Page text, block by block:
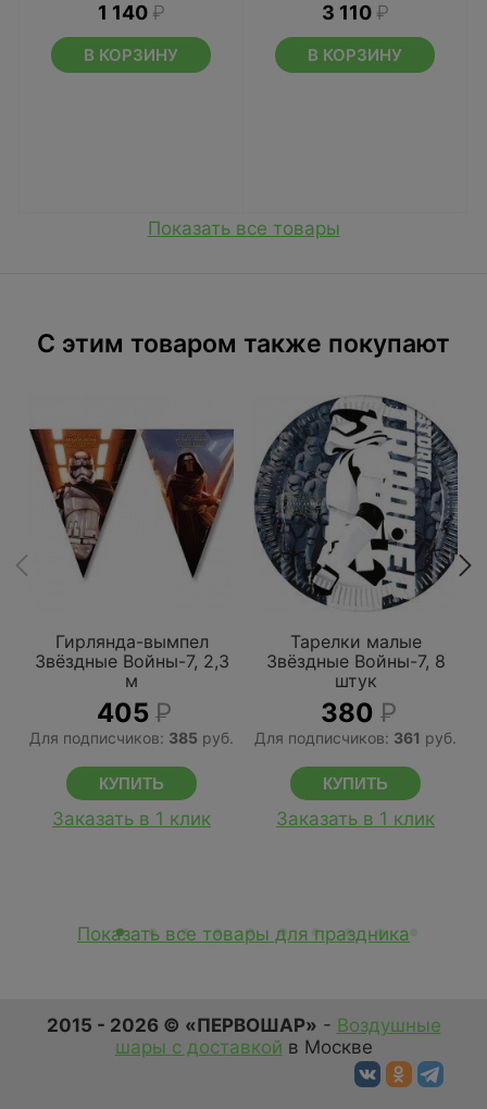
1 140 ₽
В КОРЗИНУ
3 110 ₽
В КОРЗИНУ
Показать все товары
C этим товаром также покупают
Гирлянда-вымпел
Звёздные Войны-7, 2,3
м
405Р
Для подписчиков: 385 руб.
Заказать в 1 клик
Тарелки малые
Звёздные Войны-7, 8
штук
380 Р
Для подписчиков: 361 руб.
Заказать в 1 клик
Показать все товары для праздника
2015 - 2026 © «ПЕРВОШАР» - Воздушные
шары с доставкой в Москве